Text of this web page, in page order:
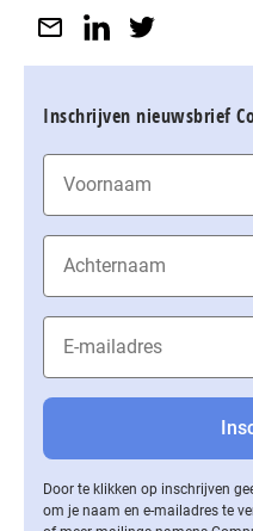
Inschrijven nieuwsbrief
Door te klikken op inschrijven
om je naam en e-mailadres te